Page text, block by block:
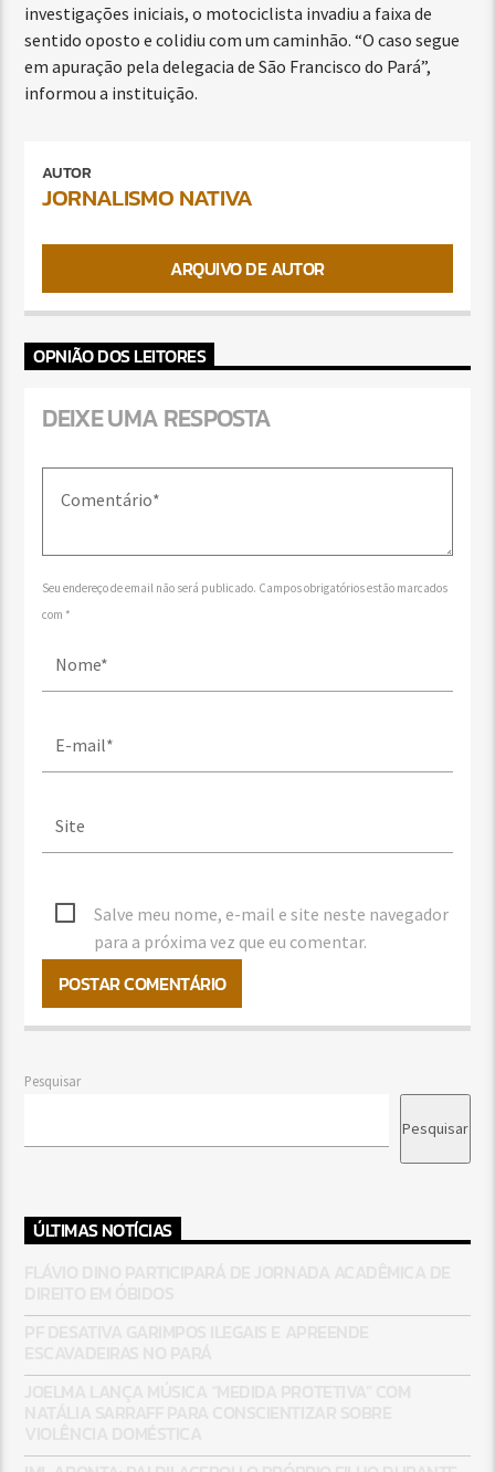
investigações iniciais, o motociclista invadiu a faixa de
sentido oposto e colidiu com um caminhão. “O caso segue
em apuração pela delegacia de São Francisco do Pará”,
informou a instituição.
AUTOR
JORNALISMO NATIVA
ARQUIVO DE AUTOR
OPNIÃO DOS LEITORES
DEIXE UMA RESPOSTA
Seu endereço de email não será publicado. Campos obrigatórios estão marcados
com *
Salve meu nome, e-mail e site neste navegador
para a próxima vez que eu comentar.
Pesquisar
Pesquisar
ÚLTIMAS NOTÍCIAS